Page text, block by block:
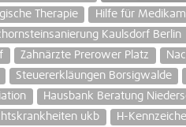
Therapie Hilfe für
Kaulsdorf Berlin
Zahnärzte Prerower Platz
Steuererkläungen Borsigwalde
Hausbank Beratung
ukb H-